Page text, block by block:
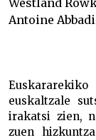
Westland
Antoine
euskaltzale
irakatsi zien,
zuen